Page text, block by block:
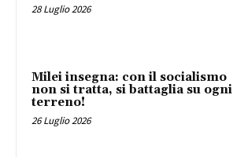
28 Luglio 2026
Milei insegna: con il socialismo
non si tratta, si battaglia su ogni
terreno!
26 Luglio 2026